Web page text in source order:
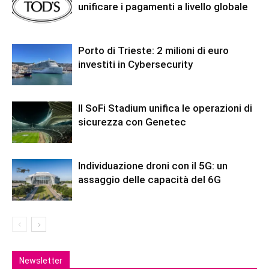
unificare i pagamenti a livello globale
Porto di Trieste: 2 milioni di euro
investiti in Cybersecurity
Il SoFi Stadium unifica le operazioni di
sicurezza con Genetec
Individuazione droni con il 5G: un
assaggio delle capacità del 6G
Newsletter